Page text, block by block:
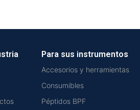
Para sus instrumentos
Accesorios y herramientas
Consumibles
Péptidos BPF